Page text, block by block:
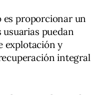
es proporcionar un
puedan
explotación y
integral